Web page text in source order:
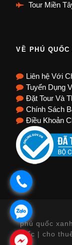
Tour Miền
VỀ PHÚ QUỐC
Liên hệ Với
Tuyển Dụng
Đặt Tour Và
Chính Sách
Điều Khoản
phú quốc
quốc | cho
.
.
.